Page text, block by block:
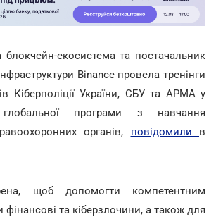
блокчейн-екосистема та постачальник
Binance провела тренінги
Кіберполіції України, СБУ та АРМА у
програми з навчання
органів, повідомили в
щоб допомогти компетентним
та кіберзлочини, а також для